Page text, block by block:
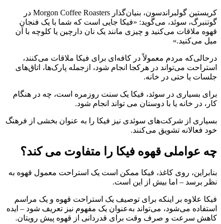
کریستین گولبراندسون، بنیان‌گذار Morgon Coffee Roasters در
گوتنبرگ، سوئد، می‌گوید: «فیکا جایی است که شما با یک فنجان
قهوه ملاقات می‌کنید و چیزی مانند یک نان دارچین یا کلوچه با آن
میل می‌کنید.»
درحالی‌که مردم معمولاً در کافه‌ای برای فیکا ملاقات می‌کنند،
استراحت می‌تواند در هرکجا انجام شود، ازجمله پارک‌ها، اتاق‌های
جلسات یا حتی در خانه.
برای بسیاری در سوئد، فیکا یک سنت روزمره است، چه در هنگام
کار، در خانه یا با دوستان می تواند انجام شود.
بسیاری از شرکت‌های سوئدی نیز فیکا را به عنوان بخشی از فرهنگ
خود فعالانه تشویق می‌کنند.
چه عواملی قهوه فیکا را متفاوت می کند؟
بنابراین، روی کاغذ، فیکا ممکن است یک استراحت معمول قهوه به
نظر برسد – اما بیش از این است.
فیکا علاوه بر اینکه برای توصیف یک استراحت قهوه و یک مراسم
استفاده می‌شود، می‌تواند به‌عنوان یک مفهوم نیز تعریف شود – ایده
کاهش سرعت و صرف وقت برای قدردانی از قهوه پیش رویتان.